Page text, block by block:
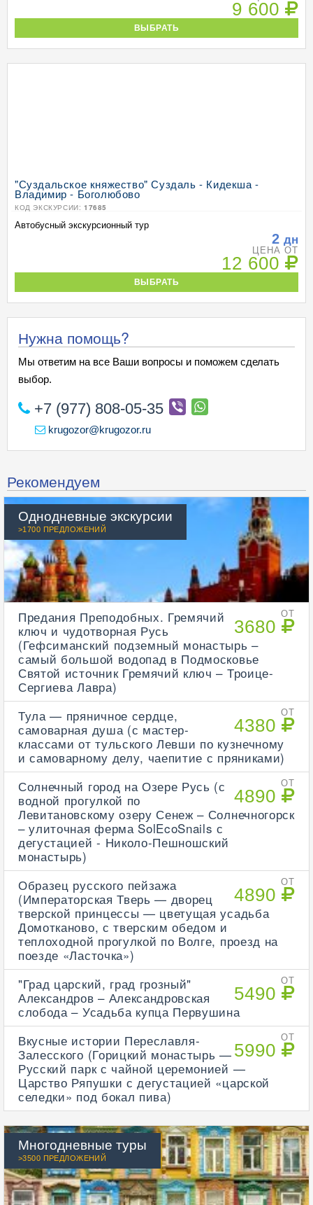
9 600
ВЫБРАТЬ
"Суздальское княжество" Суздаль - Кидекша -
Владимир - Боголюбово
КОД ЭКСКУРСИИ: 17685
Автобусный экскурсионный тур
2 дн
ЦЕНА ОТ
12 600
ВЫБРАТЬ
Нужна помощь?
Мы ответим на все Ваши вопросы и поможем сделать
выбор.
+7 (977) 808-05-35
krugozor@krugozor.ru
Рекомендуем
Однодневные экскурсии
>1700 ПРЕДЛОЖЕНИЙ
ОТ
3680
Предания Преподобных. Гремячий
ключ и чудотворная Русь
(Гефсиманский подземный монастырь –
самый большой водопад в Подмосковье
Святой источник Гремячий ключ – Троице-
Сергиева Лавра)
ОТ
4380
Тула — пряничное сердце,
самоварная душа (с мастер-
классами от тульского Левши по кузнечному
и самоварному делу, чаепитие с пряниками)
ОТ
4890
Солнечный город на Озере Русь (с
водной прогулкой по
Левитановскому озеру Сенеж – Солнечногорск
– улиточная ферма SolEcoSnails с
дегустацией - Николо-Пешношский
монастырь)
ОТ
4890
Образец русского пейзажа
(Императорская Тверь — дворец
тверской принцессы — цветущая усадьба
Домотканово, с тверским обедом и
теплоходной прогулкой по Волге, проезд на
поезде «Ласточка»)
ОТ
5490
"Град царский, град грозный"
Александров – Александровская
слобода – Усадьба купца Первушина
ОТ
5990
Вкусные истории Переславля-
Залесского (Горицкий монастырь —
Русский парк с чайной церемонией —
Царство Ряпушки с дегустацией «царской
селедки» под бокал пива)
Многодневные туры
>3500 ПРЕДЛОЖЕНИЙ